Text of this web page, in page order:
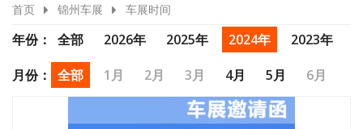
首页 锦州车展 车展时间
年份： 全部 2026年 2025年 2024年
2023年
2022年
2021年 2020年
月份： 全部 1月 2月 3月 4月 5月
6月
11月 12月